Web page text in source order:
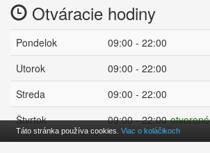
Otváracie hodiny
Pondelok
09:00 - 22:00
Utorok
09:00 - 22:00
Streda
09:00 - 22:00
Štvrtok
09:00 - 22:00 otvorené
Piatok
09:00 - 00:00
Táto stránka používa cookies. Viac o koláčikoch